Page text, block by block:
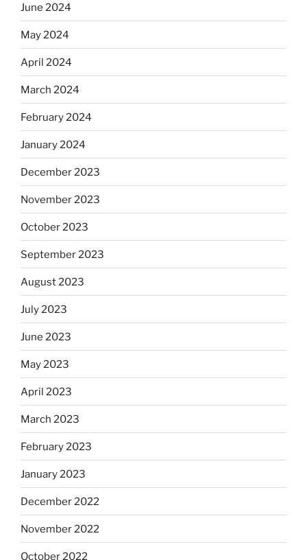
June 2024
May 2024
April 2024
March 2024
February 2024
January 2024
December 2023
November 2023
October 2023
September 2023
August 2023
July 2023
June 2023
May 2023
April 2023
March 2023
February 2023
January 2023
December 2022
November 2022
October 2022